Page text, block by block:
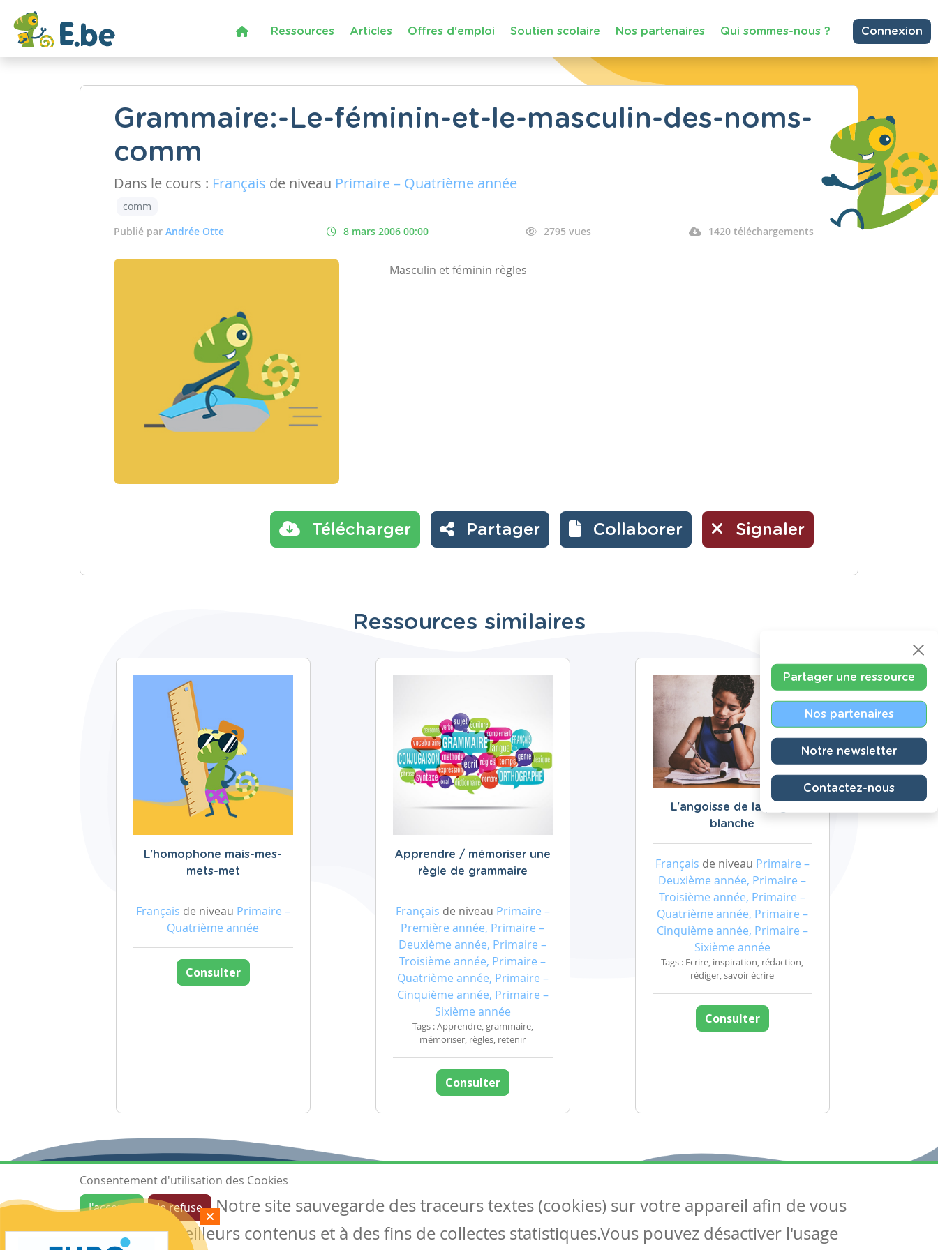
Ressources Articles Offres d'emploi Soutien scolaire Nos partenaires Qui sommes-nous ? Connexion
Grammaire:-Le-féminin-et-le-masculin-des-noms-
comm
Dans le cours : Français de niveau Primaire – Quatrième année
comm
Publié par Andrée Otte 8 mars 2006 00:00 2795 vues 1420 téléchargements
Masculin et féminin règles
Télécharger Partager Collaborer Signaler
Ressources similaires
L'homophone mais-mes-
mets-met
Français de niveau Primaire –
Quatrième année
Consulter
Apprendre / mémoriser une
règle de grammaire
Français de niveau Primaire –
Première année, Primaire –
Deuxième année, Primaire –
Troisième année, Primaire –
Quatrième année, Primaire –
Cinquième année, Primaire –
Sixième année
Tags : Apprendre, grammaire,
mémoriser, règles, retenir
Consulter
L'angoisse de la page
blanche
Français de niveau Primaire –
Deuxième année, Primaire –
Troisième année, Primaire –
Quatrième année, Primaire –
Cinquième année, Primaire –
Sixième année
Tags : Ecrire, inspiration, rédaction,
rédiger, savoir écrire
Consulter
Partager une ressource
Nos partenaires
Notre newsletter
Contactez-nous
Ressources
Les ressources
Articles
Tous les articles
Suivez-nous
Contactez-nous
Consentement d'utilisation des Cookies
J'accepte
Je refuse
Notre site sauvegarde des traceurs textes (cookies) sur votre appareil afin de vous
garantir de meilleurs contenus et à des fins de collectes statistiques.Vous pouvez désactiver l'usage